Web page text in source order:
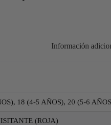
Información
18 (4-5 AÑOS), 20 (5-6
(ROJA)